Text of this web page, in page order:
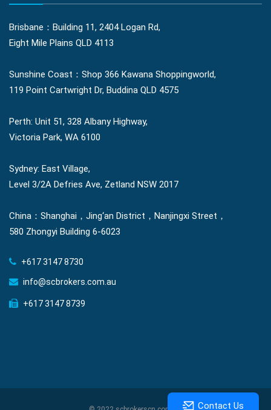
Brisbane：Building 11, 2404 Logan Rd,
Eight Mile Plains QLD 4113
Sunshine Coast：Shop 366 Kawana Shoppingworld,
119 Point Cartwright Dr, Buddina QLD 4575
Perth: Unit 51, 328 Albany Highway,
Victoria Park, WA 6100
Sydney: East Village,
Level 3/2A Defries Ave, Zetland NSW 2017
China：Shanghai，Jing‘an District，Nanjingxi Street，
580 Zhongyi Building 6-6023
+617 3147 8730
info@scbrokers.com.au
+617 3147 8739
Contact Us